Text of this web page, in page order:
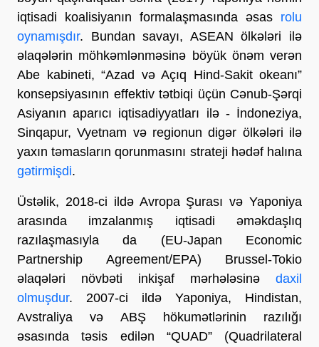
iqtisadi koalisiyanın formalaşmasında əsas rolu
oynamışdır. Bundan savayı, ASEAN ölkələri ilə
əlaqələrin möhkəmlənməsinə böyük önəm verən
Abe kabineti, “Azad və Açıq Hind-Sakit okeanı”
konsepsiyasının effektiv tətbiqi üçün Cənub-Şərqi
Asiyanın aparıcı iqtisadiyyatları ilə - İndoneziya,
Sinqapur, Vyetnam və regionun digər ölkələri ilə
yaxın təmasların qorunmasını strateji hədəf halına
gətirmişdi.
Üstəlik, 2018-ci ildə Avropa Şurası və Yaponiya
arasında imzalanmış iqtisadi əməkdaşlıq
razılaşmasıyla da (EU-Japan Economic
Partnership Agreement/EPA) Brussel-Tokio
əlaqələri növbəti inkişaf mərhələsinə daxil
olmuşdur. 2007-ci ildə Yaponiya, Hindistan,
Avstraliya və ABŞ hökumətlərinin razılığı
əsasında təsis edilən “QUAD” (Quadrilateral